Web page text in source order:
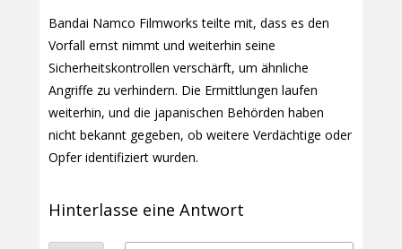
Bandai Namco Filmworks teilte mit, dass es den
Vorfall ernst nimmt und weiterhin seine
Sicherheitskontrollen verschärft, um ähnliche
Angriffe zu verhindern. Die Ermittlungen laufen
weiterhin, und die japanischen Behörden haben
nicht bekannt gegeben, ob weitere Verdächtige oder
Opfer identifiziert wurden.
Hinterlasse eine Antwort